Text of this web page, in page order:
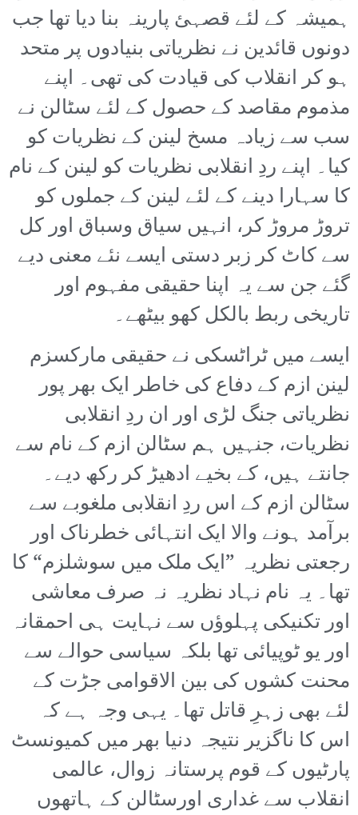
ہمیشہ کے لئے قصہئ پارینہ بنا دیا تھا جب
دونوں قائدین نے نظریاتی بنیادوں پر متحد
ہو کر انقلاب کی قیادت کی تھی۔ اپنے
مذموم مقاصد کے حصول کے لئے سٹالن نے
سب سے زیادہ مسخ لینن کے نظریات کو
کیا۔ اپنے ردِ انقلابی نظریات کو لینن کے نام
کا سہارا دینے کے لئے لینن کے جملوں کو
تروڑ مروڑ کر، انہیں سیاق وسباق اور کل
سے کاٹ کر زبر دستی ایسے نئے معنی دیے
گئے جن سے یہ اپنا حقیقی مفہوم اور
تاریخی ربط بالکل کھو بیٹھے۔
ایسے میں ٹراٹسکی نے حقیقی مارکسزم
لینن ازم کے دفاع کی خاطر ایک بھر پور
نظریاتی جنگ لڑی اور ان ردِ انقلابی
نظریات، جنہیں ہم سٹالن ازم کے نام سے
جانتے ہیں، کے بخیے ادھیڑ کر رکھ دیے۔
سٹالن ازم کے اس ردِ انقلابی ملغوبے سے
برآمد ہونے والا ایک انتہائی خطرناک اور
رجعتی نظریہ ”ایک ملک میں سوشلزم“ کا
تھا۔ یہ نام نہاد نظریہ نہ صرف معاشی
اور تکنیکی پہلوؤں سے نہایت ہی احمقانہ
اور یو ٹوپیائی تھا بلکہ سیاسی حوالے سے
محنت کشوں کی بین الاقوامی جڑت کے
لئے بھی زہرِ قاتل تھا۔ یہی وجہ ہے کہ
اس کا ناگزیر نتیجہ دنیا بھر میں کمیونسٹ
پارٹیوں کے قوم پرستانہ زوال، عالمی
انقلاب سے غداری اورسٹالن کے ہاتھوں